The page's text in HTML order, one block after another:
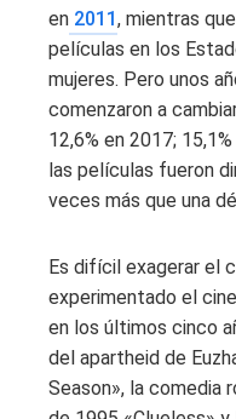
en 2011 , mientras
películas en los
mujeres. Pero unos
comenzaron a
12,6% en 2017;
las películas fueron
veces más que una
Es difícil exagerar el
experimentado el
en los últimos cinco
del apartheid de
Season», la comedia